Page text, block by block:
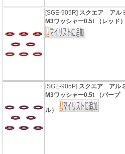
[SGE-905R] スクエア アル
M3ワッシャー0.5t （レッド）
[SGE-905P] スクエア アルミ
M3ワッシャー0.5t （パープ
ル）